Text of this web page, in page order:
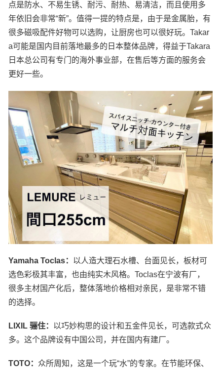
点是防水、不易生锈、耐污、耐热、易清洁，而且使用多
年依旧会非常“新”。值得一提的特点是，由于是金属胎，有
很多磁吸配件好物可以选购，让厨房也可以很好玩。Takar
a可能是国内目前落地最多的日本整体品牌，得益于Takara
日本总公司有专门的海外事业部，在售后等方面的服务会
更好一些。
Yamaha Toclas： 以人造大理石水槽、台面见长，板材可
选色彩极其丰富，也由纯实木风格。Toclas在宁波有厂，
很多主材国产化后，整体落地价格相对亲民，是非常不错
的选择。
LIXIL 骊住： 以巧妙构思的设计和五金件见长，可选款式众
多。这个品牌设有中国公司，并在国内有建厂。
TOTO： 众所周知，这是一个玩“水”的专家。在节能环保、